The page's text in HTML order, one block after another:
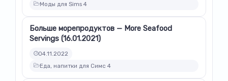
Моды для Sims 4
Больше морепродуктов — More Seafood
Servings (16.01.2021)
04.11.2022
Еда, напитки для Симс 4